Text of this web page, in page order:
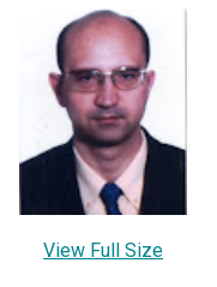
View Full Size